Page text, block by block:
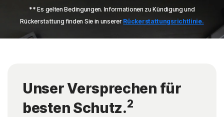
** Es gelten Bedingungen. Informationen zu Kündigung und
Rückerstattung finden Sie in unserer Rückerstattungsrichtlinie.
Unser Versprechen für
besten Schutz.2